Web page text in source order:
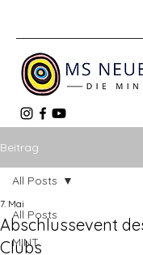
Beitrag
All Posts
MINT
All Posts
Abschlussevent
Clubs
7. Mai